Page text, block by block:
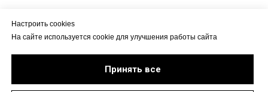
Настроить cookies
На сайте используется cookie для улучшения работы сайта
Принять все